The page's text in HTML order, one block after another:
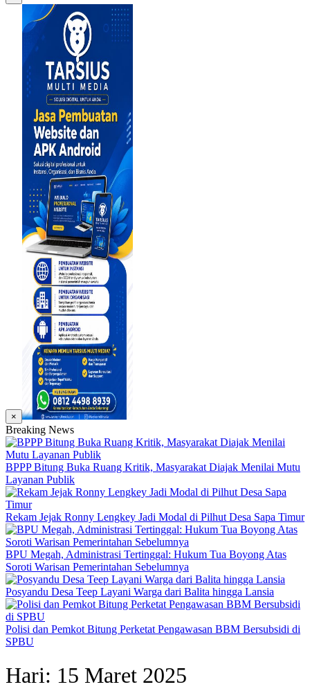
×
Breaking News
BPPP Bitung Buka Ruang Kritik, Masyarakat Diajak Menilai Mutu
Layanan Publik
Rekam Jejak Ronny Lengkey Jadi Modal di Pilhut Desa Sapa Timur
BPU Megah, Administrasi Tertinggal: Hukum Tua Boyong Atas
Soroti Warisan Pemerintahan Sebelumnya
Posyandu Desa Teep Layani Warga dari Balita hingga Lansia
Polisi dan Pemkot Bitung Perketat Pengawasan BBM Bersubsidi di
SPBU
Hari: 15 Maret 2025